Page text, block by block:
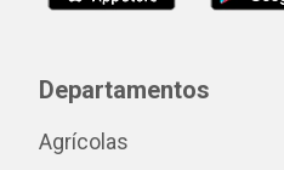
Departamentos
Agrícolas